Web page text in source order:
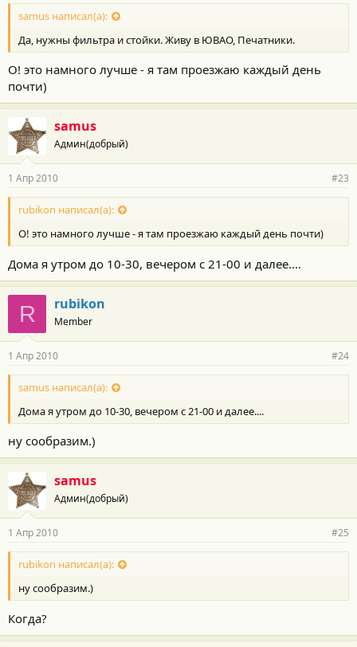
samus написал(а):
Да, нужны фильтра и стойки. Живу в ЮВАО, Печатники.
О! это намного лучше - я там проезжаю каждый день
почти)
samus
Админ(добрый)
1 Апр 2010 #23
rubikon написал(а):
О! это намного лучше - я там проезжаю каждый день почти)
Дома я утром до 10-30, вечером с 21-00 и далее....
R rubikon
Member
1 Апр 2010 #24
samus написал(а):
Дома я утром до 10-30, вечером с 21-00 и далее....
ну сообразим.)
samus
Админ(добрый)
1 Апр 2010 #25
rubikon написал(а):
ну сообразим.)
Когда?